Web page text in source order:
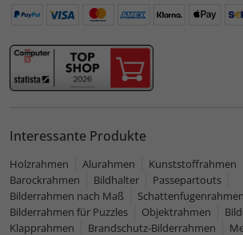
Interessante Produkte
Holzrahmen Alurahmen Kunststoffrahmen
Barockrahmen
Bildhalter
Passepartouts
Bilderrahmen nach Maß
Schattenfugenrahmen
Bilderrahmen für Puzzles
Objektrahmen
Klapprahmen
Brandschutz-Bilderrahmen